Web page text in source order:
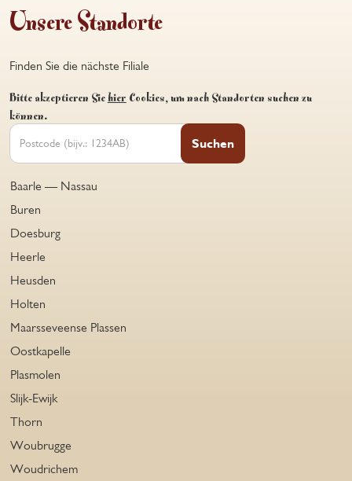
Unsere Standorte
Finden Sie die nächste Filiale
Bitte akzeptieren Sie hier Cookies, um nach Standorten suchen zu
können.
Suchen
Baarle — Nassau
Buren
Doesburg
Heerle
Heusden
Holten
Maarsseveense Plassen
Oostkapelle
Plasmolen
Slijk-Ewijk
Thorn
Woubrugge
Woudrichem